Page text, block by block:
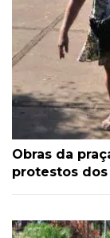
Obras da
protestos